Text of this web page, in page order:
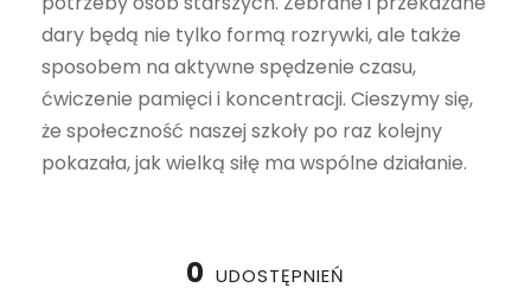
dary będą nie tylko formą rozrywki, ale także
sposobem na aktywne spędzenie czasu,
ćwiczenie pamięci i koncentracji. Cieszymy się,
że społeczność naszej szkoły po raz kolejny
pokazała, jak wielką siłę ma wspólne działanie.
0 UDOSTĘPNIEŃ